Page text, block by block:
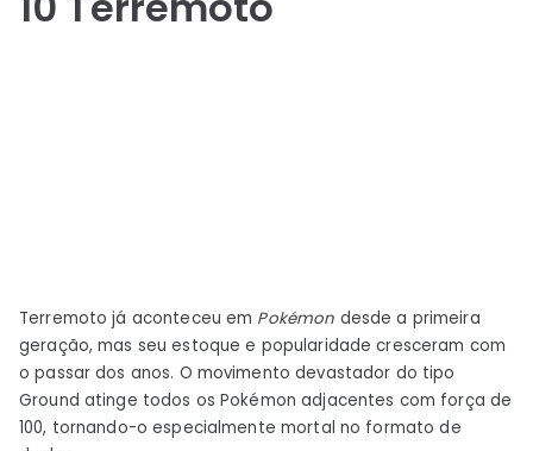
Terremoto já aconteceu em Pokémon desde a primeira
geração, mas seu estoque e popularidade cresceram com
o passar dos anos. O movimento devastador do tipo
Ground atinge todos os Pokémon adjacentes com força de
100, tornando-o especialmente mortal no formato de